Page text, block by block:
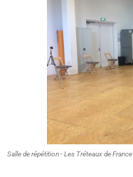
Salle de répétition - Les Tréteaux de France